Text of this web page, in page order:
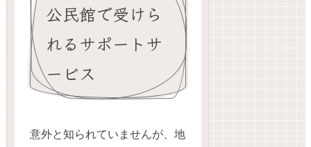
公民館で受けら
れるサポートサ
ービス
意外と知られていませんが、地